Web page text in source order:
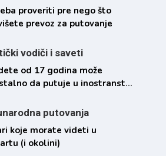
proveriti pre nego što
prevoz za putovanje
vodiči i saveti
od 17 godina može
da putuje u inostranstvo
putovanja
koje morate videti u
(i okolini)